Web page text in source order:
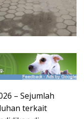
– Sejumlah
terkait